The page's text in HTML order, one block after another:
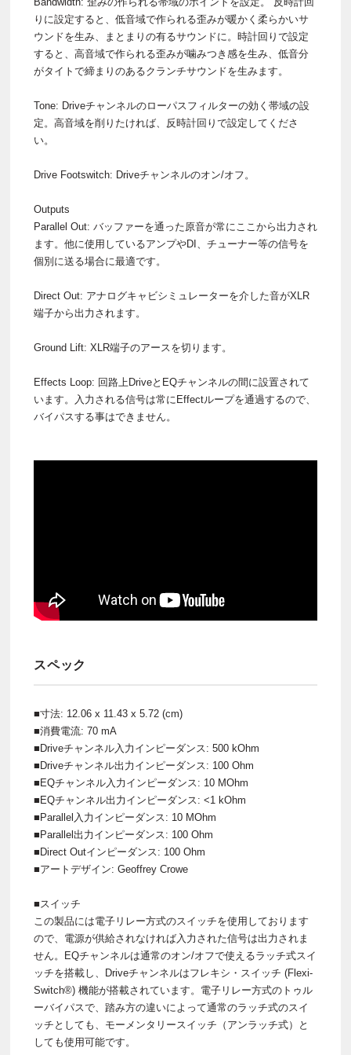
りに設定すると、低音域で作られる歪みが暖かく柔らかいサ
ウンドを生み、まとまりの有るサウンドに。時計回りで設定
すると、高音域で作られる歪みが噛みつき感を生み、低音分
がタイトで締まりのあるクランチサウンドを生みます。
Tone: Driveチャンネルのローパスフィルターの効く帯域の設
定。高音域を削りたければ、反時計回りで設定してくださ
い。
Drive Footswitch: Driveチャンネルのオン/オフ。
Outputs
Parallel Out: バッファーを通った原音が常にここから出力され
ます。他に使用しているアンプやDI、チューナー等の信号を
個別に送る場合に最適です。
Direct Out: アナログキャビシミュレーターを介した音がXLR
端子から出力されます。
Ground Lift: XLR端子のアースを切ります。
Effects Loop: 回路上DriveとEQチャンネルの間に設置されて
います。入力される信号は常にEffectループを通過するので、
バイパスする事はできません。
スペック
■寸法: 12.06 x 11.43 x 5.72 (cm)
■消費電流: 70 mA
■Driveチャンネル入力インピーダンス: 500 kOhm
■Driveチャンネル出力インピーダンス: 100 Ohm
■EQチャンネル入力インピーダンス: 10 MOhm
■EQチャンネル出力インピーダンス: <1 kOhm
■Parallel入力インピーダンス: 10 MOhm
■Parallel出力インピーダンス: 100 Ohm
■Direct Outインピーダンス: 100 Ohm
■アートデザイン: Geoffrey Crowe
■スイッチ
この製品には電子リレー方式のスイッチを使用しております
ので、電源が供給されなければ入力された信号は出力されま
せん。EQチャンネルは通常のオン/オフで使えるラッチ式スイ
ッチを搭載し、Driveチャンネルはフレキシ・スイッチ (Flexi-
Switch®) 機能が搭載されています。電子リレー方式のトゥル
ーバイパスで、踏み方の違いによって通常のラッチ式のスイ
ッチとしても、モーメンタリースイッチ（アンラッチ式）と
しても使用可能です。